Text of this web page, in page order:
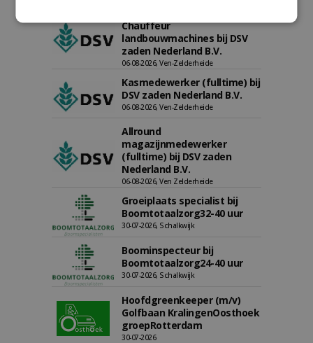
Chauffeur
landbouwmachines bij DSV
zaden Nederland B.V.
06-08-2026, Ven-Zelderheide
Kasmedewerker (fulltime) bij
DSV zaden Nederland B.V.
06-08-2026, Ven-Zelderheide
Allround
magazijnmedewerker
(fulltime) bij DSV zaden
Nederland B.V.
06-08-2026, Ven Zelderheide
Groeiplaats specialist bij
Boomtotaalzorg32-40 uur
30-07-2026, Schalkwijk
Boominspecteur bij
Boomtotaalzorg24-40 uur
30-07-2026, Schalkwijk
Hoofdgreenkeeper (m/v)
Golfbaan KralingenOosthoek
groepRotterdam
30-07-2026